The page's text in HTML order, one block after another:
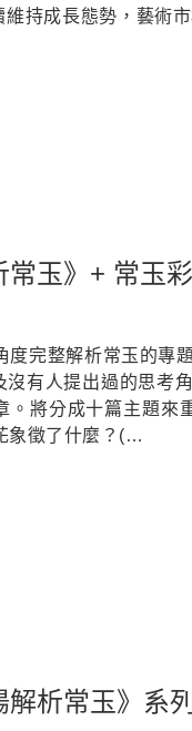
持成長態勢，藝術
常玉》+ 常玉
完整解析常玉的專
有人提出過的思考
將分成十篇主題來
象徵了什麼？(…
析常玉》系